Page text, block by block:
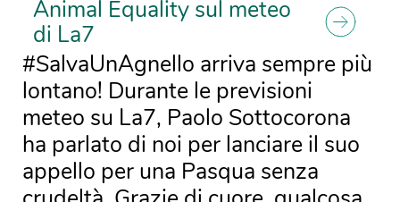
Animal Equality sul meteo
di La7
#SalvaUnAgnello arriva sempre più
lontano! Durante le previsioni
meteo su La7, Paolo Sottocorona
ha parlato di noi per lanciare il suo
appello per una Pasqua senza